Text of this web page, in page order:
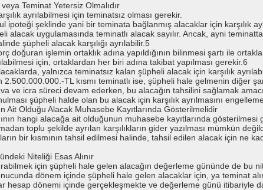
Teminat Yetersiz Olmalıdır
ayrılabilmesi için teminatsız olması gerekir.
ipoteği şeklinde yani bir teminata bağlanmış alacaklar için karşılık
alacak uygulamasında teminatlı alacak sayılır. Ancak, ayni
şüpheli alacak karşılığı ayrılabilir.5
doğuran işlemin ortaklık adına yapıldığının bilinmesi şartı ile
için, ortaklardan her biri adına takibat yapılması gerekir.6
yalnızca teminatsız kalan şüpheli alacak için karşılık
2.500.000.000.-TL kısmı teminatlı ise, şüpheli hale gelmenin diğer
ve icra süreci devam ederken, bu alacağın tahsilini sağlamak
şüpheli halde olan bu alacak için karşılık ayrılmasını
Ait Olduğu Alacak Muhasebe Kayıtlarında Gösterilmelidir
hangi alacağa ait olduğunun muhasebe kayıtlarında gösterilmesi
toplu şekilde ayrılan karşılıkların gider yazılması mümkün
bir kısmının tahsil edilmesi halinde, tahsil edilen alacak için ne
Niteliği Esas Alınır
için şüpheli hale gelen alacağın değerleme gününde de bu
dönem içinde şüpheli hale gelen alacaklar için, ya teminat
hesap dönemi içinde gerçekleşmekte ve değerleme günü